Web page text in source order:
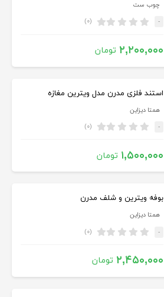
چوب ست
- (۰)
۲,۲۰۰,۰۰۰ تومان
استند فلزی مدرن مدل ویترین مغازه
همتا دیزاین
- (۰)
۱,۵۰۰,۰۰۰ تومان
بوفه ویترین و شلف مدرن
همتا دیزاین
- (۰)
۲,۴۵۰,۰۰۰ تومان